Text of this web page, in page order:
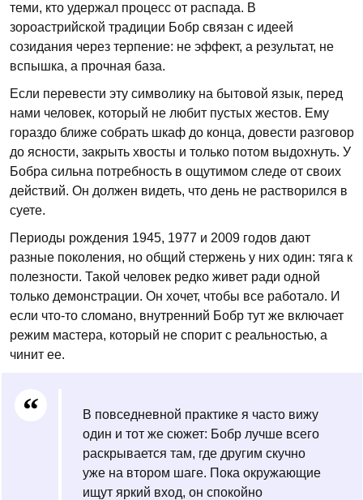
теми, кто удержал процесс от распада. В
зороастрийской традиции Бобр связан с идеей
созидания через терпение: не эффект, а результат, не
вспышка, а прочная база.
Если перевести эту символику на бытовой язык, перед
нами человек, который не любит пустых жестов. Ему
гораздо ближе собрать шкаф до конца, довести разговор
до ясности, закрыть хвосты и только потом выдохнуть. У
Бобра сильна потребность в ощутимом следе от своих
действий. Он должен видеть, что день не растворился в
суете.
Периоды рождения 1945, 1977 и 2009 годов дают
разные поколения, но общий стержень у них один: тяга к
полезности. Такой человек редко живет ради одной
только демонстрации. Он хочет, чтобы все работало. И
если что-то сломано, внутренний Бобр тут же включает
режим мастера, который не спорит с реальностью, а
чинит ее.
В повседневной практике я часто вижу
один и тот же сюжет: Бобр лучше всего
раскрывается там, где другим скучно
уже на втором шаге. Пока окружающие
ищут яркий вход, он спокойно